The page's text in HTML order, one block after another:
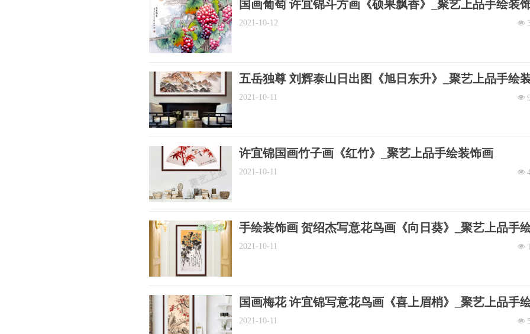
国画葡萄 许宜锦斗方画《硕果飘香》_聚艺上品手绘装
画
넶
2021-10-12
五岳独尊 刘辉泰山日出图《旭日东升》_聚艺上品手绘
饰画
넶
2021-10-11
许宜锦国画竹子画《红竹》_聚艺上品手绘装饰画
넶
2021-10-11
手绘装饰画 贺绍杰写意花鸟画《向日葵》_聚艺上品手
装饰画
넶
2021-10-11
国画梅花 许宜锦写意花鸟画《喜上眉梢》_聚艺上品手
装饰画
넶
2021-10-11